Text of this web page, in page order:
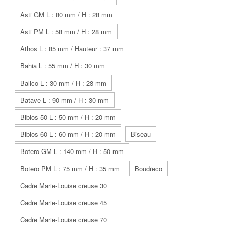
Asti GM L : 80 mm / H : 28 mm
Asti PM L : 58 mm / H : 28 mm
Athos L : 85 mm / Hauteur : 37 mm
Bahia L : 55 mm / H : 30 mm
Balico L : 30 mm / H : 28 mm
Batave L : 90 mm / H : 30 mm
Biblos 50 L : 50 mm / H : 20 mm
Biblos 60 L : 60 mm / H : 20 mm
Biseau
Botero GM L : 140 mm / H : 50 mm
Botero PM L : 75 mm / H : 35 mm
Boudreco
Cadre Marie-Louise creuse 30
Cadre Marie-Louise creuse 45
Cadre Marie-Louise creuse 70